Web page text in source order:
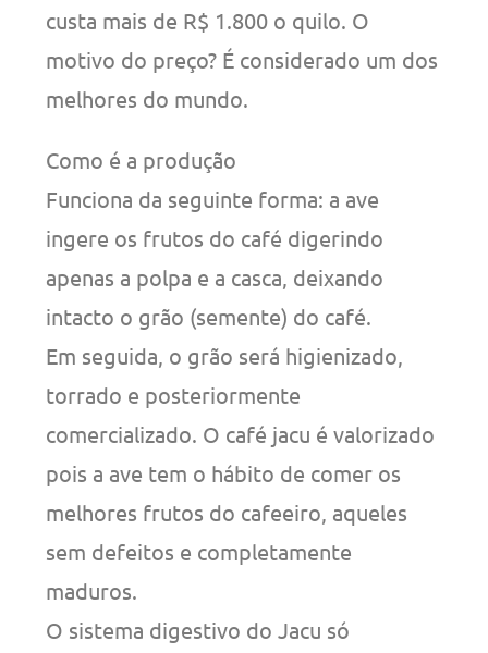
custa mais de R$ 1.800 o quilo. O
motivo do preço? É considerado um dos
melhores do mundo.
Como é a produção
Funciona da seguinte forma: a ave
ingere os frutos do café digerindo
apenas a polpa e a casca, deixando
intacto o grão (semente) do café.
Em seguida, o grão será higienizado,
torrado e posteriormente
comercializado. O café jacu é valorizado
pois a ave tem o hábito de comer os
melhores frutos do cafeeiro, aqueles
sem defeitos e completamente
maduros.
O sistema digestivo do Jacu só